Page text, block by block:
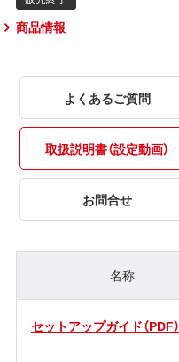
商品情報
よくあるご質問
取扱説明書（設定動画）
お問合せ
名称
セットアップガイド（PDF）